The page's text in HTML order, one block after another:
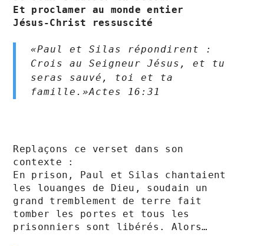
Et proclamer au monde entier
Jésus-Christ ressuscité
«Paul et Silas répondirent :
Crois au Seigneur Jésus, et tu
seras sauvé, toi et ta
famille.»Actes‬ ‭16:31‬
Replaçons ce verset dans son
contexte :
En prison, Paul et Silas chantaient
les louanges de Dieu, soudain un
grand tremblement de terre fait
tomber les portes et tous les
prisonniers sont libérés. Alors…